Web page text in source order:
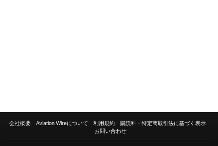
会社概要 Aviation Wireについて 利用規約
購読料・特定商取引法に基づく表示
お問い合わせ